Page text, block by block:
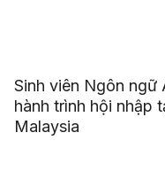
Sinh viên Ngôn ngữ
hành trình hội nhập
Malaysia